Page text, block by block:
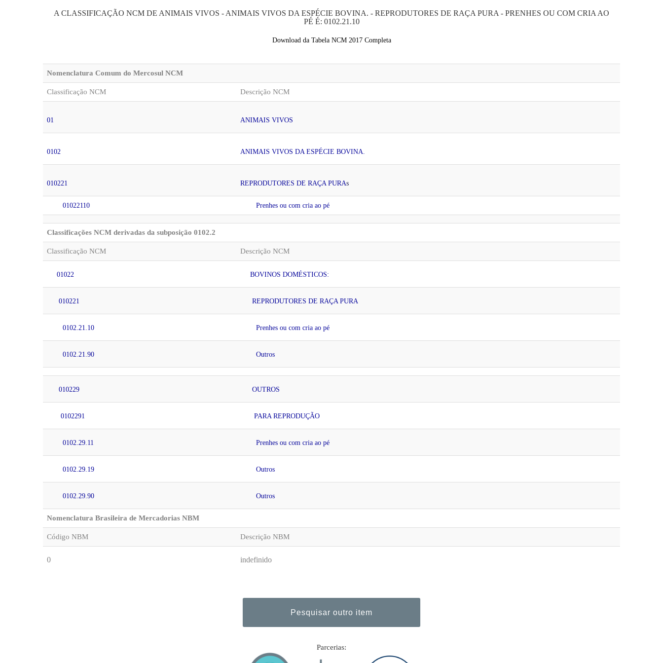
A CLASSIFICAÇÃO NCM DE ANIMAIS VIVOS - ANIMAIS VIVOS DA ESPÉCIE BOVINA. - REPRODUTORES DE RAÇA PURA - PRENHES OU COM CRIA AO
PÉ É: 0102.21.10
Download da Tabela NCM 2017 Completa
Nomenclatura Comum do Mercosul NCM
Classificação NCM Descrição NCM
01 ANIMAIS VIVOS
0102 ANIMAIS VIVOS DA ESPÉCIE BOVINA.
010221 REPRODUTORES DE RAÇA PURAs
01022110 Prenhes ou com cria ao pé
Classificações NCM derivadas da subposição 0102.2
Classificação NCM Descrição NCM
01022 BOVINOS DOMÉSTICOS:
010221 REPRODUTORES DE RAÇA PURA
0102.21.10 Prenhes ou com cria ao pé
0102.21.90 Outros
010229 OUTROS
0102291 PARA REPRODUÇÃO
0102.29.11 Prenhes ou com cria ao pé
0102.29.19 Outros
0102.29.90 Outros
Nomenclatura Brasileira de Mercadorias NBM
Código NBM Descrição NBM
0 indefinido
Parcerias: